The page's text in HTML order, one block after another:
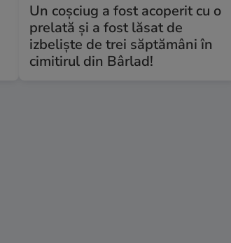
Un coșciug a fost acoperit cu o
prelată și a fost lăsat de
izbeliște de trei săptămâni în
cimitirul din Bârlad!